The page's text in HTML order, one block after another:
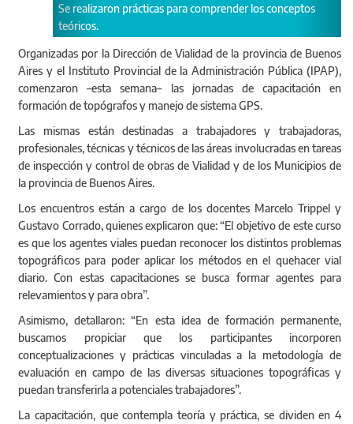
para comprender los conceptos
Destinado a agentes viales
Organizadas por la Dirección de Vialidad de la provincia de Buenos
Aires y el Instituto Provincial de la Administración Pública (IPAP),
comenzaron –esta semana– las jornadas de capacitación en
formación de topógrafos y manejo de sistema GPS.
Las mismas están destinadas a trabajadores y trabajadoras,
profesionales, técnicas y técnicos de las áreas involucradas en tareas
de inspección y control de obras de Vialidad y de los Municipios de
la provincia de Buenos Aires.
Los encuentros están a cargo de los docentes Marcelo Trippel y
Gustavo Corrado, quienes explicaron que: “El objetivo de este curso
es que los agentes viales puedan reconocer los distintos problemas
topográficos para poder aplicar los métodos en el quehacer vial
diario. Con estas capacitaciones se busca formar agentes para
relevamientos y para obra”.
Asimismo, detallaron: “En esta idea de formación permanente,
buscamos propiciar que los participantes incorporen
conceptualizaciones y prácticas vinculadas a la metodología de
evaluación en campo de las diversas situaciones topográficas y
puedan transferirla a potenciales trabajadores”.
La capacitación, que contempla teoría y práctica, se dividen en 4